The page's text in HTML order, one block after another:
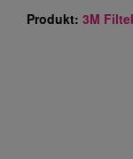
Produkt: 3M